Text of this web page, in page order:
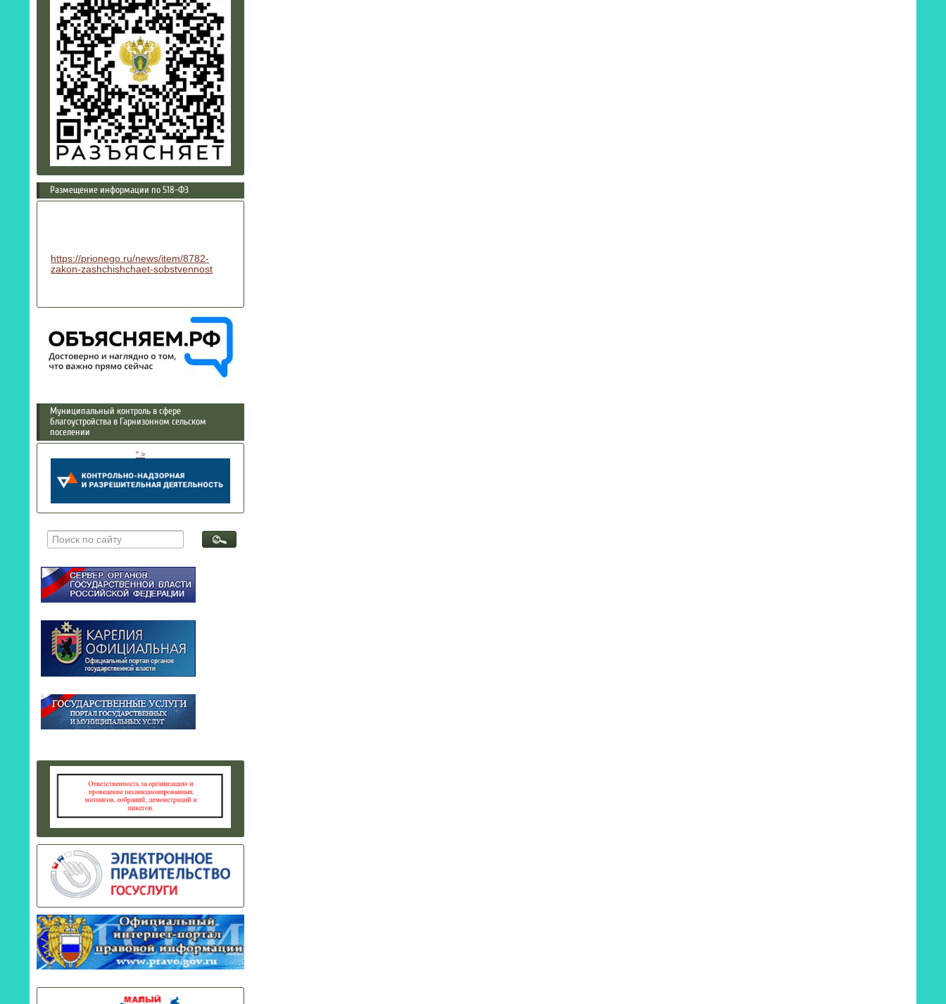
Размещение информации по 518-ФЗ
https://prionego.ru/news/item/8782-
zakon-zashchishchaet-sobstvennost
Муниципальный контроль в сфере
благоустройства в Гарнизонном сельском
поселении
" >